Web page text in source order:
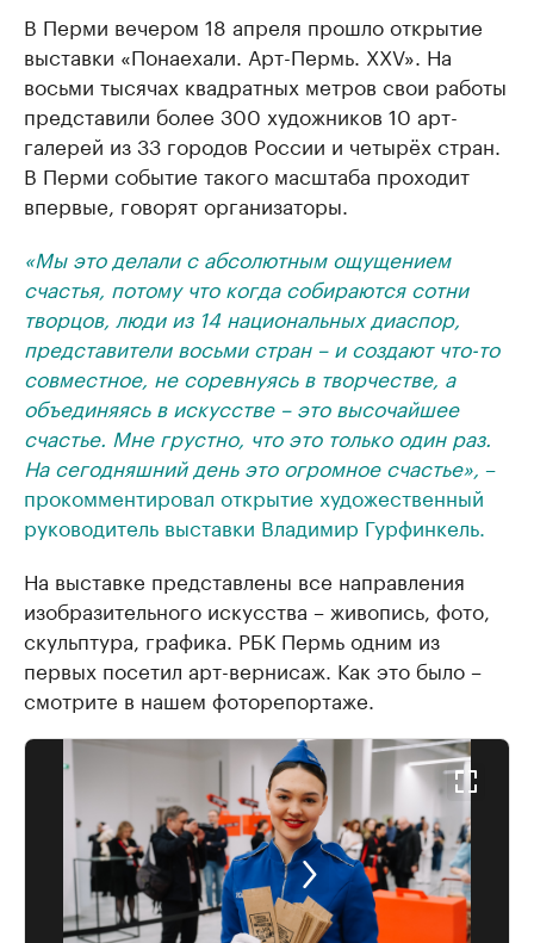
В Перми вечером 18 апреля прошло открытие
выставки «Понаехали. Арт-Пермь. XXV». На
восьми тысячах квадратных метров свои работы
представили более 300 художников 10 арт-
галерей из 33 городов России и четырёх стран.
В Перми событие такого масштаба проходит
впервые, говорят организаторы.
«Мы это делали с абсолютным ощущением
счастья, потому что когда собираются сотни
творцов, люди из 14 национальных диаспор,
представители восьми стран – и создают что-то
совместное, не соревнуясь в творчестве, а
объединяясь в искусстве – это высочайшее
счастье. Мне грустно, что это только один раз.
На сегодняшний день это огромное счастье», –
прокомментировал открытие художественный
руководитель выставки Владимир Гурфинкель.
На выставке представлены все направления
изобразительного искусства – живопись, фото,
скульптура, графика. РБК Пермь одним из
первых посетил арт-вернисаж. Как это было –
смотрите в нашем фоторепортаже.